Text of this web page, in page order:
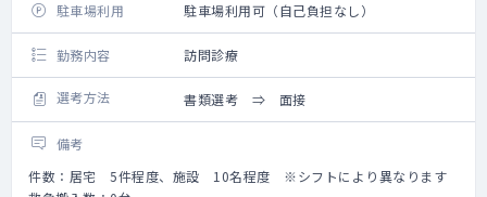
駐車場利用 駐車場利用可（自己負担なし）
勤務内容 訪問診療
選考方法 書類選考 ⇒ 面接
備考
件数：居宅 5件程度、施設 10名程度 ※シフトにより異なります